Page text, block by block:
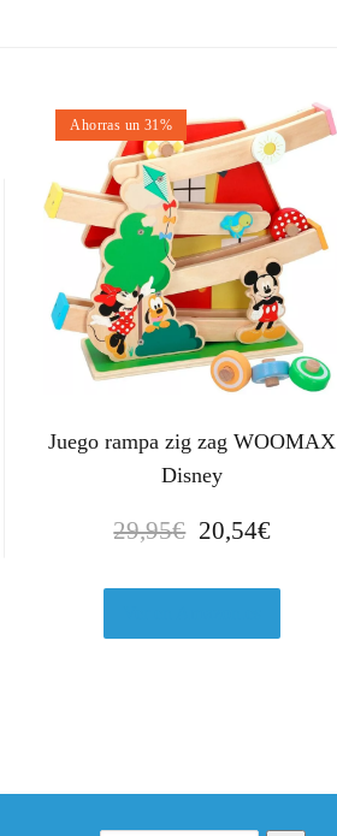
Ahorras un 31%
Juego rampa zig zag WOOMAX
Disney
29,95€ E
p
e
r
i
20,54€
p
e
c
t